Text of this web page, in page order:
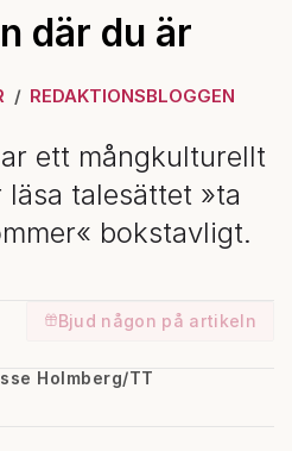
där du är
REDAKTIONSBLOGGEN
ett mångkulturellt
talesättet »ta
bokstavligt.
Bjud någon på artikeln
Holmberg/TT